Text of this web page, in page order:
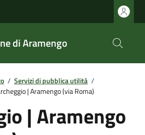
di Aramengo
/ Servizi di pubblica utilità /
| Aramengo (via Roma)
| Aramengo